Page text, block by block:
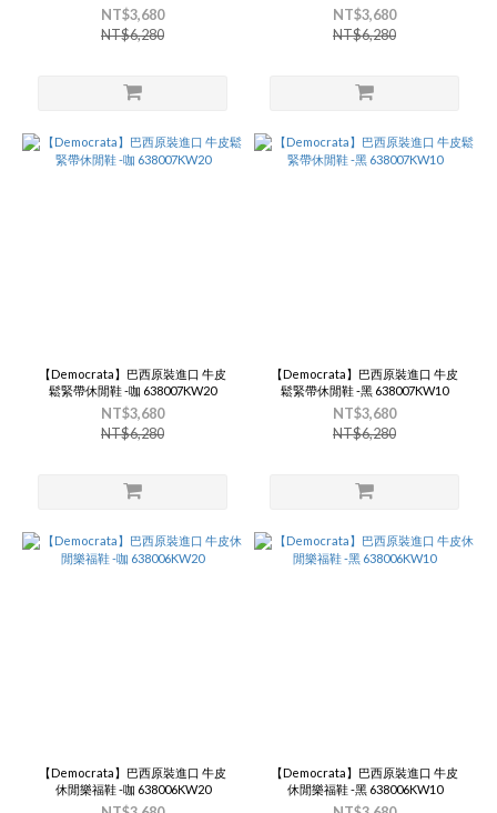
NT$3,680
NT$6,280
NT$3,680
NT$6,280
【Democrata】巴西原裝進口 牛皮
鬆緊帶休閒鞋 -咖 638007KW20
NT$3,680
NT$6,280
【Democrata】巴西原裝進口 牛皮
鬆緊帶休閒鞋 -黑 638007KW10
NT$3,680
NT$6,280
【Democrata】巴西原裝進口 牛皮
休閒樂福鞋 -咖 638006KW20
【Democrata】巴西原裝進口 牛皮
休閒樂福鞋 -黑 638006KW10